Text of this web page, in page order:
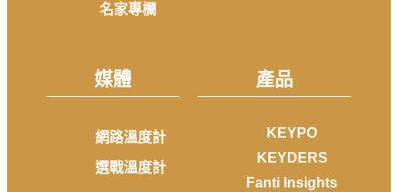
名家專欄
媒體
網路溫度計
選戰溫度計
產品
KEYPO
KEYDERS
Fanti Insights